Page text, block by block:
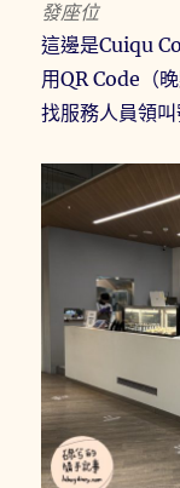
發座位
這邊是Cuiqu
用QR Code（
找服務人員領叫